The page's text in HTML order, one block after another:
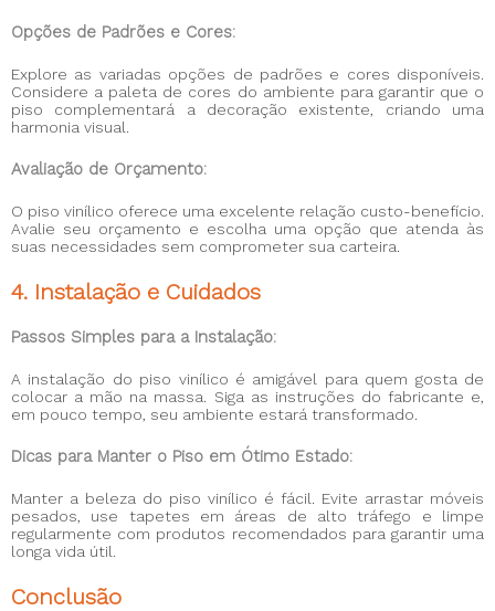
Opções de Padrões e Cores:
Explore as variadas opções de padrões e cores disponíveis.
Considere a paleta de cores do ambiente para garantir que o
piso complementará a decoração existente, criando uma
harmonia visual.
Avaliação de Orçamento:
O piso vinílico oferece uma excelente relação custo-benefício.
Avalie seu orçamento e escolha uma opção que atenda às
suas necessidades sem comprometer sua carteira.
4. Instalação e Cuidados
Passos Simples para a Instalação:
A instalação do piso vinílico é amigável para quem gosta de
colocar a mão na massa. Siga as instruções do fabricante e,
em pouco tempo, seu ambiente estará transformado.
Dicas para Manter o Piso em Ótimo Estado:
Manter a beleza do piso vinílico é fácil. Evite arrastar móveis
pesados, use tapetes em áreas de alto tráfego e limpe
regularmente com produtos recomendados para garantir uma
longa vida útil.
Conclusão